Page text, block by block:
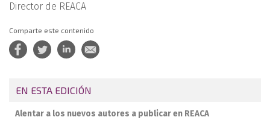
Director de REACA
Comparte este contenido
EN ESTA EDICIÓN
Alentar a los nuevos autores a publicar en REACA